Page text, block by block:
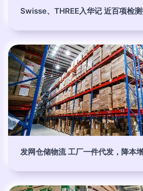
Swisse、THREE入华记 近百项检
发网仓储物流 工厂一件代发，降本